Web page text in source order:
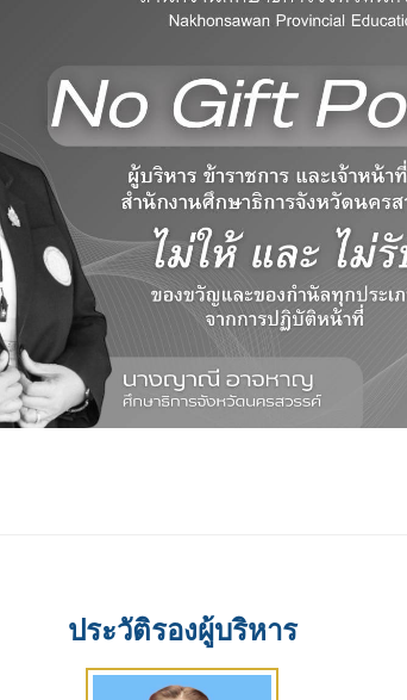
ประวัติรองผู้บริหาร